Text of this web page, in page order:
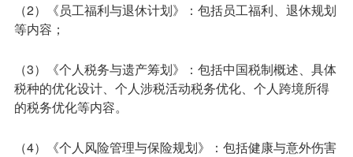
（2）《员工福利与退休计划》：包括员工福利、退休规划
等内容；
（3）《个人税务与遗产筹划》：包括中国税制概述、具体
税种的优化设计、个人涉税活动税务优化、个人跨境所得
的税务优化等内容。
（4）《个人风险管理与保险规划》：包括健康与意外伤害